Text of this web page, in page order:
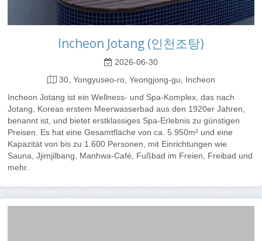
Incheon Jotang (인천조탕)
2026-06-30
30, Yongyuseo-ro, Yeongjong-gu, Incheon
Incheon Jotang ist ein Wellness- und Spa-Komplex, das nach
Jotang, Koreas erstem Meerwasserbad aus den 1920er Jahren,
benannt ist, und bietet erstklassiges Spa-Erlebnis zu günstigen
Preisen. Es hat eine Gesamtfläche von ca. 5.950m² und eine
Kapazität von bis zu 1.600 Personen, mit Einrichtungen wie
Sauna, Jjimjilbang, Manhwa-Café, Fußbad im Freien, Freibad und
mehr.